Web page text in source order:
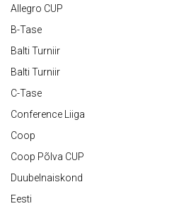
Allegro CUP
B-Tase
Balti Turniir
Balti Turniir
C-Tase
Conference Liiga
Coop
Coop Põlva CUP
Duubelnaiskond
Eesti